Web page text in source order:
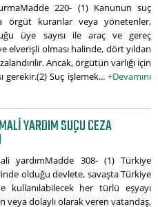
220- (1) Kanunun suç
örgüt kuranlar veya yönetenler,
üye sayısı ile araç ve gereç
elverişli olması halinde, dört yıldan
Ancak, örgütün varlığı için
gerekir.(2) Suç işlemek... +Devamını
YARDIM SUÇU CEZA
yardımMadde 308- (1) Türkiye
olduğu devlete, savaşta Türkiye
kullanılabilecek her türlü eşyayı
veya dolaylı olarak veren vatandaş,